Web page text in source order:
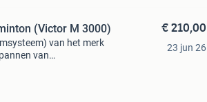
(Victor M 3000)
van het merk
van
€ 210,00
23 jun 26